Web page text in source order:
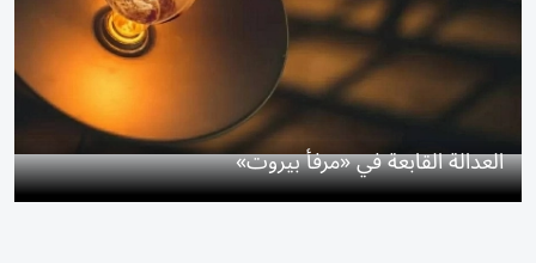
العدالة القابعة في «مرفأ بيروت»